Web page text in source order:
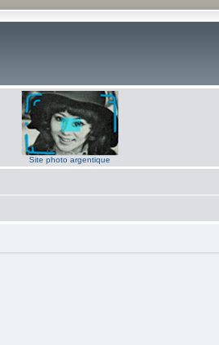
Site photo argentique